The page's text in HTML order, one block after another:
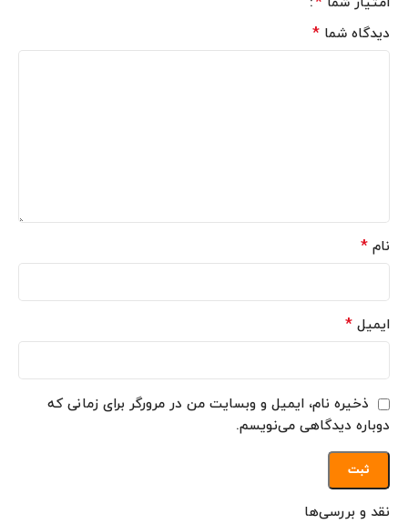
نقد و بررسی‌ها
دیدگاه شما *
نام *
ایمیل *
ذخیره نام، ایمیل و وبسایت من در مرورگر برای زمانی که
دوباره دیدگاهی می‌نویسم.